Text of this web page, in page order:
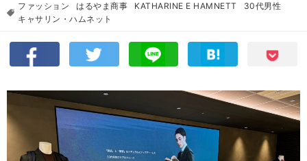
ファッション
はるやま商事 KATHARINE E HAMNETT
30代男性
キャサリン・ハムネット